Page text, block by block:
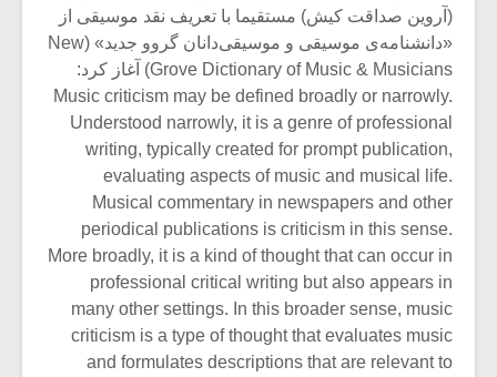
(آروین صداقت کیش) مستقیما با تعریف نقد موسیقی از
«دانشنامه‌ی موسیقی و موسیقی‌دانان گروو جدید» (New
Grove Dictionary of Music & Musicians) آغاز کرد:
Music criticism may be defined broadly or narrowly.
Understood narrowly, it is a genre of professional
writing, typically created for prompt publication,
evaluating aspects of music and musical life.
Musical commentary in newspapers and other
periodical publications is criticism in this sense.
More broadly, it is a kind of thought that can occur in
professional critical writing but also appears in
many other settings. In this broader sense, music
criticism is a type of thought that evaluates music
and formulates descriptions that are relevant to
میکلوش روژا
یادداشتی بر موسیقی
متن فیلم «متری
شیش و نیم»
اگر نمی توانی
مشهورترین باشی،
بدنام ترین باش
موریس ژار
سکانسی
موسیقی